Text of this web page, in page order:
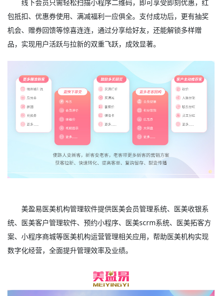
线下会员只需轻松扫描小程序二维码，即可享受即刻优惠，红
包抵扣、优惠券使用、满减福利一应俱全。支付成功后，更有抽奖
机会、赠券回馈等惊喜连连，通过分享给好友，还能解锁多样赠
品，实现用户活跃与拉新的双重飞跃，成效显著。
美盈易医美机构管理软件提供医美会员管理系统、 医美收银系
统、 医美客户管理软件、预约小程序、 医美scrm系统、医美拓客方
案、小程序商城等医美机构运营管理相关应用，帮助医美机构实现
数字化经营，全面提升管理效率及业绩。